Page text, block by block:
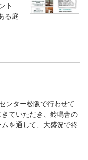
ト
る庭
ンター松阪で行わせて
ていただき、鈴鳴舎の
を通して、大盛況で終